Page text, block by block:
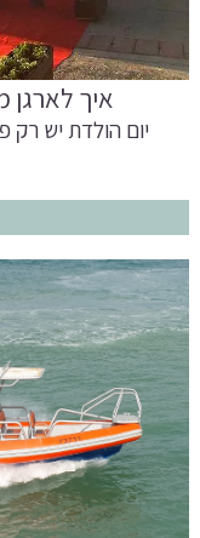
איך לארגן
יום הולדת יש רק